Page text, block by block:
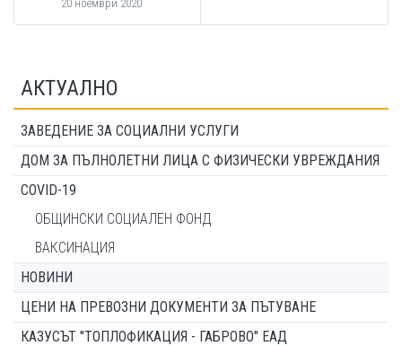
20 ноември 2020
АКТУАЛНО
ЗАВЕДЕНИЕ ЗА СОЦИАЛНИ УСЛУГИ
ДОМ ЗА ПЪЛНОЛЕТНИ ЛИЦА С ФИЗИЧЕСКИ УВРЕЖДАНИЯ
COVID-19
ОБЩИНСКИ СОЦИАЛЕН ФОНД
ВАКСИНАЦИЯ
НОВИНИ
ЦЕНИ НА ПРЕВОЗНИ ДОКУМЕНТИ ЗА ПЪТУВАНЕ
КАЗУСЪТ "ТОПЛОФИКАЦИЯ - ГАБРОВО" ЕАД